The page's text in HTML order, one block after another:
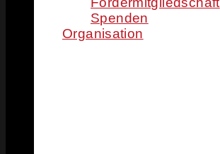
Spenden
Organisation